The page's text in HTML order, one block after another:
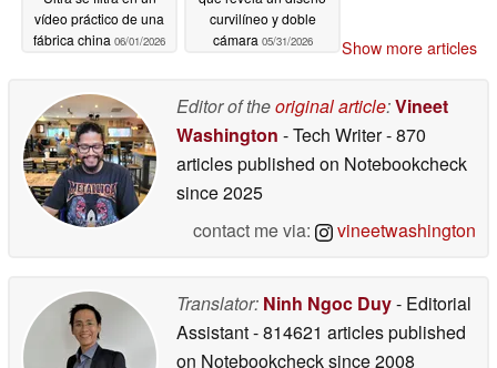
vídeo práctico de una
fábrica china 06/01/2026
curvilíneo y doble
cámara 05/31/2026 Show more articles
Editor of theoriginal article:Vineet
Washington - Tech Writer- 870
articles published on Notebookcheck
since 2025
contact me via:
vineetwashington
Translator: Ninh Ngoc Duy- Editorial
Assistant- 814621 articles published
on Notebookchecksince 2008